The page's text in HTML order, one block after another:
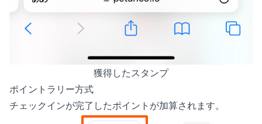
獲得したスタンプ
ポイントラリー方式
チェックインが完了したポイントが加算されます。